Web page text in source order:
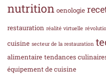
nutrition oenologie
restauration réalité virtuelle
cuisine secteur de la restauration
alimentaire tendances
équipement de cuisine